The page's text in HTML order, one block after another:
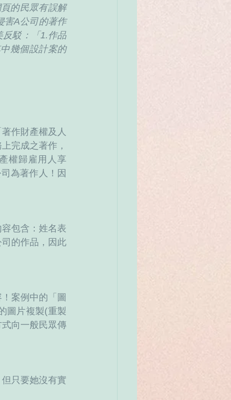
的民眾有誤解
害A公司的著作
反駁：「1.作品
幾個設計案的
作財產權及人
完成之著作，
權歸雇用人享
為著作人！因
包含：姓名表
的作品，因此
案例中的「圖
圖片複製(重製
向一般民眾傳
只要她沒有實